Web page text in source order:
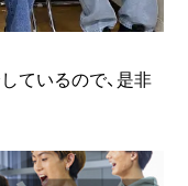
ているので、是非